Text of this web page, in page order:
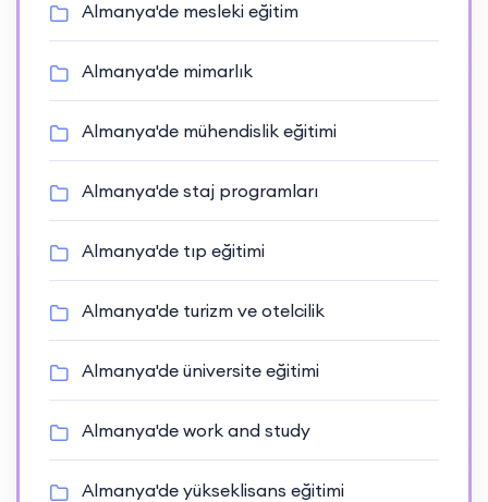
Almanya'de mesleki eğitim
Almanya'de mimarlık
Almanya'de mühendislik eğitimi
Almanya'de staj programları
Almanya'de tıp eğitimi
Almanya'de turizm ve otelcilik
Almanya'de üniversite eğitimi
Almanya'de work and study
Almanya'de yükseklisans eğitimi